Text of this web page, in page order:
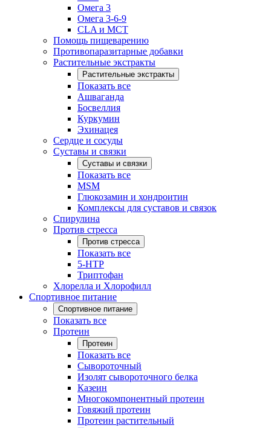
Омега 3
Омега 3-6-9
CLA и MCT
Помощь пищеварению
Противопаразитарные добавки
Растительные экстракты
Растительные экстракты
Показать все
Ашваганда
Босвеллия
Куркумин
Эхинацея
Сердце и сосуды
Суставы и связки
Суставы и связки
Показать все
MSM
Глюкозамин и хондроитин
Комплексы для суставов и связок
Спирулина
Против стресса
Против стресса
Показать все
5-HTP
Триптофан
Хлорелла и Хлорофилл
Спортивное питание
Спортивное питание
Показать все
Протеин
Протеин
Показать все
Сывороточный
Изолят сывороточного белка
Казеин
Многокомпонентный протеин
Говяжий протеин
Протеин растительный